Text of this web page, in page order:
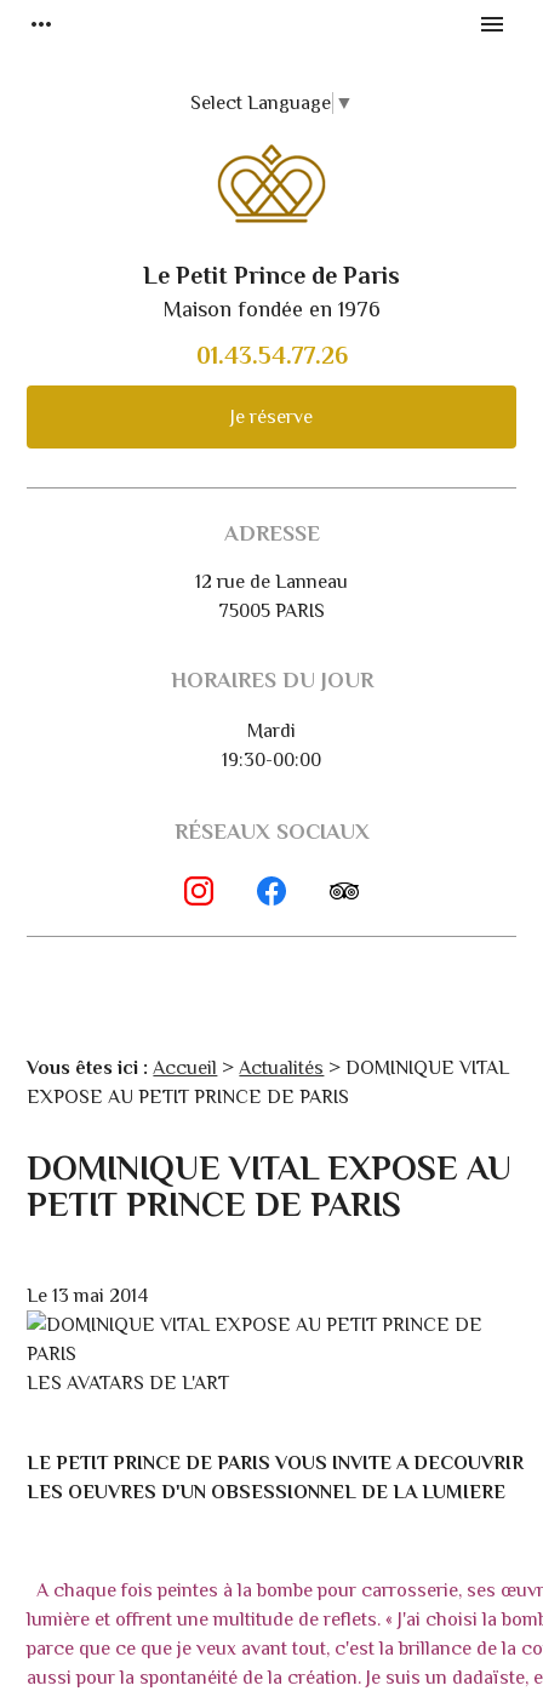
more_horiz menu
Select Language ▼
Le Petit Prince de Paris
Maison fondée en 1976
01.43.54.77.26
Je réserve
ADRESSE
12 rue de Lanneau
75005 PARIS
HORAIRES DU JOUR
Mardi
19:30-00:00
RÉSEAUX SOCIAUX
Vous êtes ici : Accueil >Actualités > DOMINIQUE VITAL
EXPOSE AU PETIT PRINCE DE PARIS
DOMINIQUE VITAL EXPOSE AU
PETIT PRINCE DE PARIS
Le 13 mai 2014
LES AVATARS DE L'ART
LE PETIT PRINCE DE PARIS VOUS INVITE A DECOUVRIR
LES OEUVRES D'UN OBSESSIONNEL DE LA LUMIERE
A chaque fois peintes à la bombe pour carrosserie, ses
lumière et offrent une multitude de reflets. « J'ai choisi la
parce que ce que je veux avant tout, c'est la brillance de la
aussi pour la spontanéité de la création. Je suis un